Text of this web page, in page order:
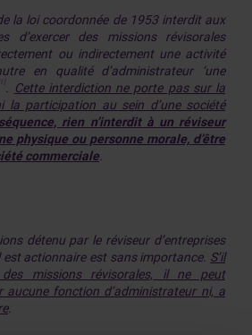
la loi coordonnée de 1953 interdit aux
d’exercer des missions révisorales
ou indirectement une activité
en qualité d’administrateur ‘une
[1]
Cette interdiction ne porte pas sur la
la participation au sein d’une société
rien n’interdit à un réviseur
physique ou personne morale, d’être
commerciale
détenu par le réviseur d’entreprises
actionnaire est sans importance. S’il
missions révisorales, il ne peut
aucune fonction d’administrateur ni, a
.